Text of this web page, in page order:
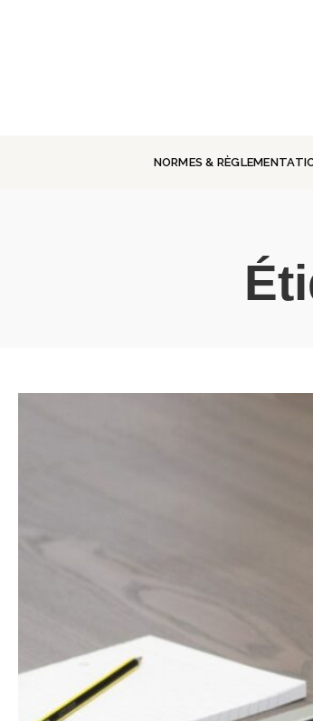
NORMES &